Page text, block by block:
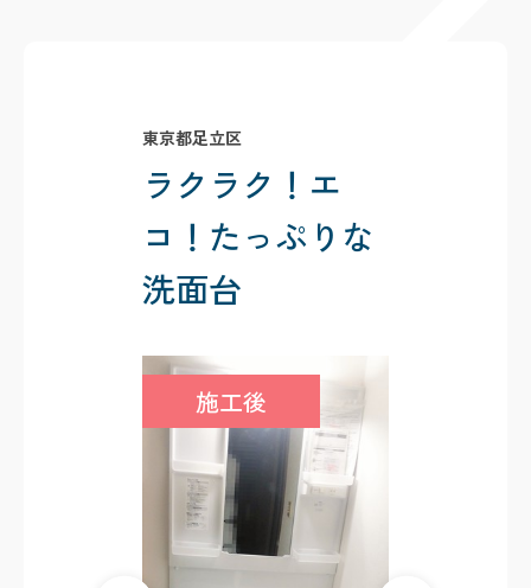
東京都足立区
ラクラク！エ
コ！たっぷりな
洗面台
施工後